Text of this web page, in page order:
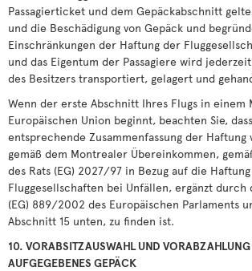
Passagierticket und dem Gepäckabschnitt
und die Beschädigung von Gepäck und
Einschränkungen der Haftung der
und das Eigentum der Passagiere wird
des Besitzers transportiert, gelagert und
Wenn der erste Abschnitt Ihres Flugs in einem
Europäischen Union beginnt, beachten Sie,
entsprechende Zusammenfassung der Haftung
gemäß dem Montrealer Übereinkommen,
des Rats (EG) 2027/97 in Bezug auf die Haftung
Fluggesellschaften bei Unfällen, ergänzt durch
(EG) 889/2002 des Europäischen Parlaments
Abschnitt 15 unten, zu finden ist.
10. VORABSITZAUSWAHL UND
AUFGEGEBENES GEPÄCK